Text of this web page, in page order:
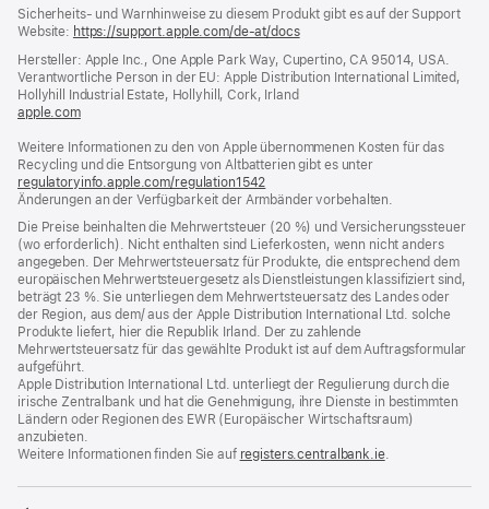
Sicherheits- und Warnhinweise zu diesem Produkt gibt es auf der Support
Website: https://support.apple.com/de-at/docs(öffnet
neues
Fenster)
Hersteller: Apple Inc., One Apple Park Way, Cupertino, CA 95014, USA.
Verantwortliche Person in der EU: Apple Distribution International Limited,
Hollyhill Industrial Estate, Hollyhill, Cork, Irland
apple.com(öffnet
neues
Fenster)
Weitere Informationen zu den von Apple übernommenen Kosten für das
Recycling und die Entsorgung von Altbatterien gibt es unter
regulatoryinfo.apple.com/regulation1542
ein
neues
Fenster)
Änderungen an der Verfügbarkeit der Armbänder vorbehalten.
Die Preise beinhalten die Mehrwertsteuer (20 %) und Versicherungssteuer
(wo erforderlich). Nicht enthalten sind Lieferkosten, wenn nicht anders
angegeben. Der Mehrwertsteuersatz für Produkte, die entsprechend dem
europäischen Mehrwertsteuergesetz als Dienstleistungen klassifiziert sind,
beträgt 23 %. Sie unterliegen dem Mehrwertsteuersatz des Landes oder
der Region, aus dem/ aus der Apple Distribution International Ltd. solche
Produkte liefert, hier die Republik Irland. Der zu zahlende
Mehrwertsteuersatz für das gewählte Produkt ist auf dem Auftragsformular
aufgeführt.
Apple Distribution International Ltd. unterliegt der Regulierung durch die
irische Zentralbank und hat die Genehmigung, ihre Dienste in bestimmten
Ländern oder Regionen des EWR (Europäischer Wirtschaftsraum)
anzubieten.
Weitere Informationen finden Sie auf registers.centralbank.ie(Öffnet
neues
.